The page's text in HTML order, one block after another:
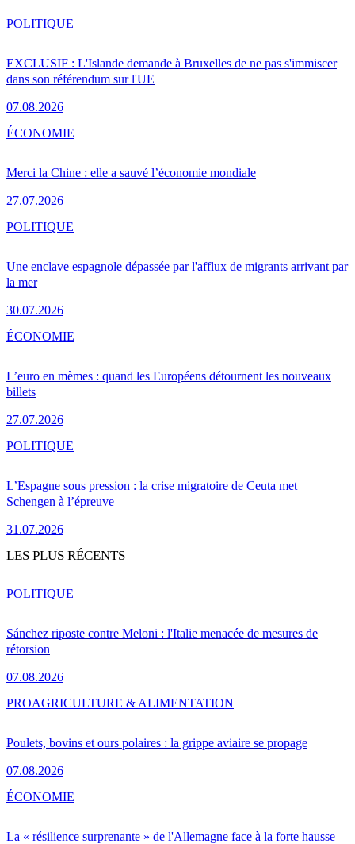
EXCLUSIF : L'Islande demande à Bruxelles de ne pas s'immiscer
dans son référendum sur l'UE
07.08.2026
POLITIQUE
Merci la Chine : elle a sauvé l’économie mondiale
27.07.2026
ÉCONOMIE
Une enclave espagnole dépassée par l'afflux de migrants arrivant par
la mer
30.07.2026
POLITIQUE
L’euro en mèmes : quand les Européens détournent les nouveaux
billets
27.07.2026
ÉCONOMIE
L’Espagne sous pression : la crise migratoire de Ceuta met
Schengen à l’épreuve
31.07.2026
POLITIQUE
LES PLUS RÉCENTS
Sánchez riposte contre Meloni : l'Italie menacée de mesures de
rétorsion
07.08.2026
POLITIQUE
Poulets, bovins et ours polaires : la grippe aviaire se propage
07.08.2026
PROAGRICULTURE & ALIMENTATION
La « résilience surprenante » de l'Allemagne face à la forte hausse
ÉCONOMIE